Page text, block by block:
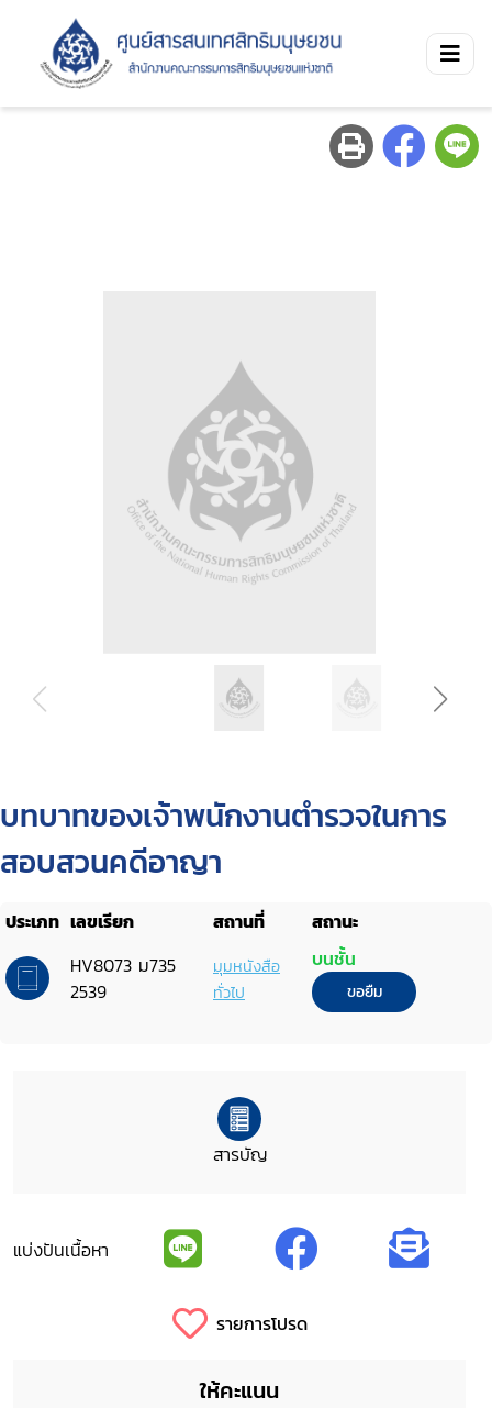
บทบาทของเจ้าพนักงานตำรวจในการ
สอบสวนคดีอาญา
ประเภท เลขเรียก สถานที่
สถานะ
HV8073 ม735
2539
มุมหนังสือ
ทั่วไป
บนชั้น
ขอยืม
สารบัญ
แบ่งปันเนื้อหา
รายการโปรด
ให้คะแนน